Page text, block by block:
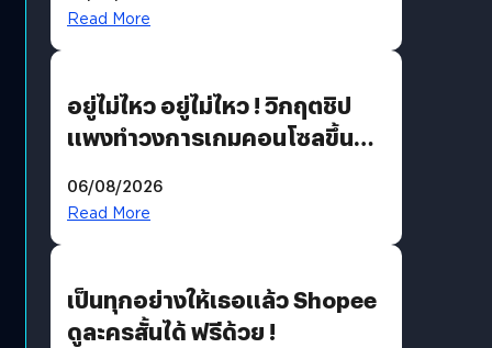
Read More
อยู่ไม่ไหว อยู่ไม่ไหว ! วิกฤตชิป
แพงทำวงการเกมคอนโซลขึ้น
?
06/08/2026
Read More
เป็นทุกอย่างให้เธอแล้ว Shopee
ดูละครสั้นได้ ฟรีด้วย !